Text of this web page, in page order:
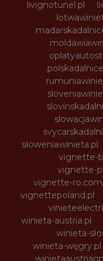
livignotunel.pl
słoweniawinieta.pl
vignette-
vignette-
vignette-ro.com
vignettepoland.pl
winieta-austria.pl
winieta-
winieta-węgry.pl